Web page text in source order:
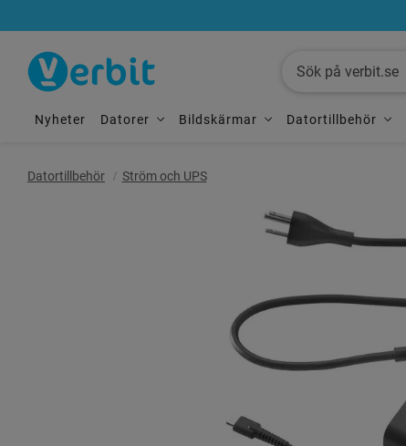
Nyheter Datorer Bildskärmar Datortillbehör
Datortillbehör Ström och UPS